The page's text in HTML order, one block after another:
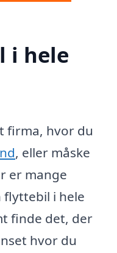
i hele
firma, hvor du
, eller måske
er mange
flyttebil i hele
finde det, der
hvor du